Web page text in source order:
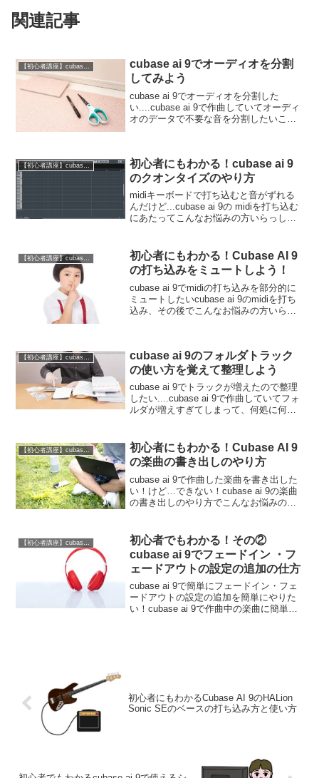
関連記事
cubase ai 9でオーディオを分割
してみよう
cubase ai 9でオーディオを分割した
い....cubase ai 9で作曲していてオーディ
オのデータで不要な音を分割したいこと
【初心者講座】cubase ai 9の使い方
初心者にもわかる！cubase ai 9
のクオンタイズのやり方
midiキーボードで打ち込むと音がずれる
んだけど...cubase ai 9の midiを打ち込む
にあたってこんなお悩みの方いらっしゃ
ルタイム入力がどうしても...
初心者にもわかる！Cubase AI 9
の打ち込みをミュートしよう！
cubase ai 9でmidiの打ち込みを部分的に
ミュートしたいcubase ai 9のmidiを打ち
込み、その後でこんなお悩みの方いらっ
【初心者講座】cubase ai 9の使い方
cubase ai 9のフォルダトラック
の使い方を覚えて整理しよう
cubase ai 9でトラックが増えたので整理
したい....cubase ai 9で作曲していてフォ
ルダが増えすぎてしまって、何処に何が
cubase ai 9のフ...
【初心者講座】cubase ai 9の使い方
初心者にもわかる！Cubase AI 9
の楽曲の書き出しのやり方
cubase ai 9で作曲した楽曲を書き出した
い！けど…できない！cubase ai 9の楽曲
の書き出しのやり方でこんなお悩みの方
の書き出しのやり方の一連の流れ...
初心者でもわかる！その②
cubase ai 9でフェードイン ・フ
ェードアウトの設定の追加の仕方
cubase ai 9で簡単にフェードイン・フェ
ードアウトの設定の追加を簡単にやりた
い！cubase ai 9で作曲中の楽曲に簡単に
初心者にもわかるCubase AI 9のHALion
Sonic SEのベースの打ち込み方と使い方